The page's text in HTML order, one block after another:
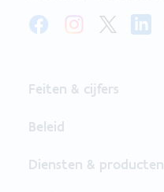
Feiten & cijfers
Beleid
Diensten & producten